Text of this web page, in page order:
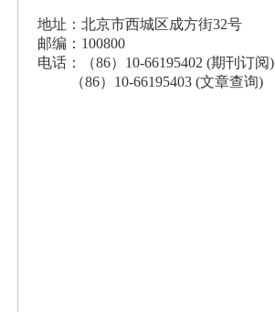
地址：北京市西城区成方街32号
邮编：100800
电话：（86）10-66195402 (期刊订阅)
（86）10-66195403 (文章查询)